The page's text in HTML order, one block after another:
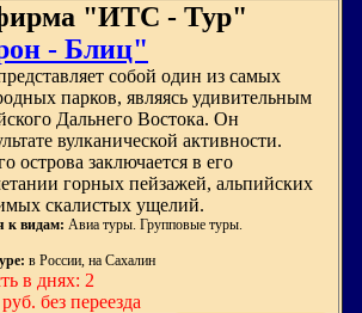
"ИТС - Тур"
- Блиц"
собой один из самых
парков, являясь удивительным
Дальнего Востока. Он
вулканической активности.
острова заключается в его
горных пейзажей, альпийских
скалистых ущелий.
к видам: Авиа туры. Групповые туры.
в России, на Сахалин
в днях: 2
без переезда